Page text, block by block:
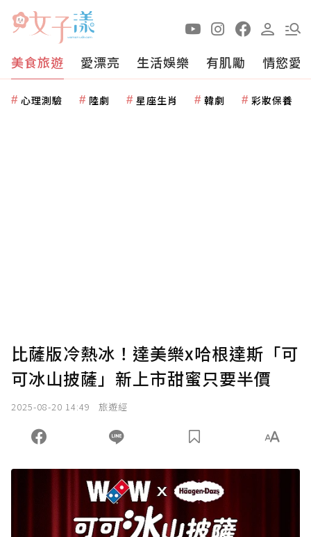
美食旅遊 愛漂亮 生活娛樂 有肌勵 情慾愛
心理測驗 陸劇 星座生肖 韓劇 彩妝保養
比薩版冷熱冰！達美樂x哈根達斯「可
可冰山披薩」新上市甜蜜只要半價
2025-08-20 14:49 旅遊經